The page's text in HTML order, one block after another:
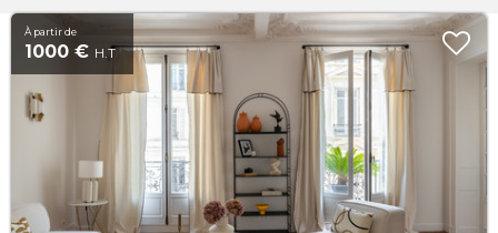
À partir de
1000 € H.T